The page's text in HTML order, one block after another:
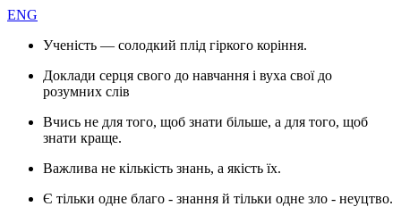
ENG
Ученість — солодкий плід гіркого коріння.
Доклади серця свого до навчання і вуха свої до
розумних слів
Вчись не для того, щоб знати більше, а для того, щоб
знати краще.
Важлива не кількість знань, а якість їх.
Є тільки одне благо - знання й тільки одне зло - неуцтво.